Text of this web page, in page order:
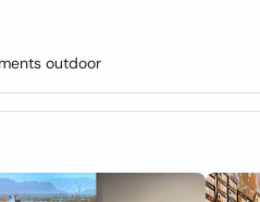
outdoor